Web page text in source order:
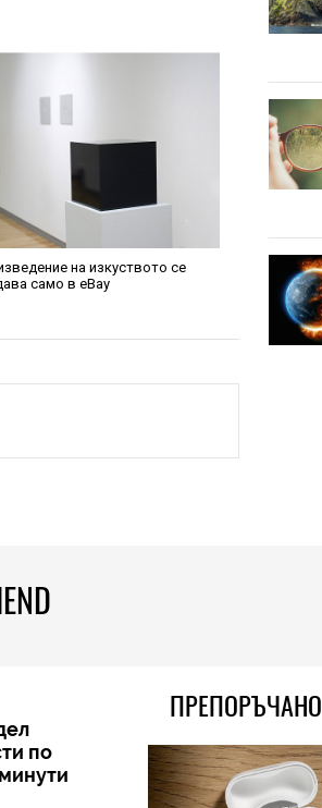
на изкуството се
само в eBay
по
ПРЕПОРЪЧАНО